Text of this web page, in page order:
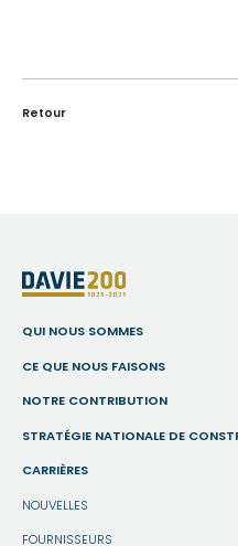
Retour
QUI NOUS SOMMES
CE QUE NOUS FAISONS
NOTRE CONTRIBUTION
STRATÉGIE NATIONALE DE
CARRIÈRES
NOUVELLES
FOURNISSEURS